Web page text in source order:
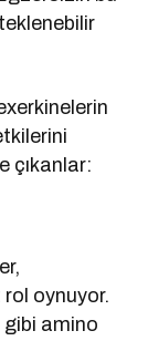
çıkanlar:
rol oynuyor.
amino